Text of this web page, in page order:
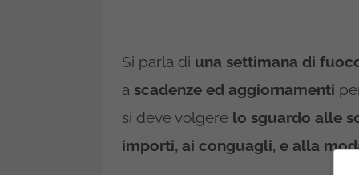
Si parla di una settimana di
a scadenze ed aggiornamenti
si deve volgere lo sguardo alle
importi, ai conguagli, e alla